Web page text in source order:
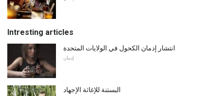
Intresting articles
انتشار إدمان الكحول في الولايات المتحدة
إدمان
البستنة للإغاثة الإجهاد